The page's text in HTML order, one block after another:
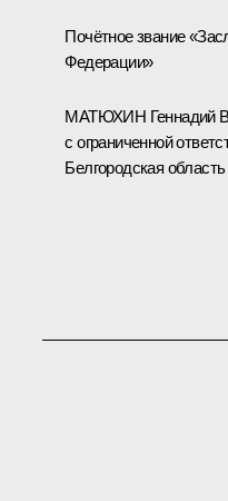
Почётное звание
Федерации»
МАТЮХИН Геннадий
с ограниченной
Белгородская область